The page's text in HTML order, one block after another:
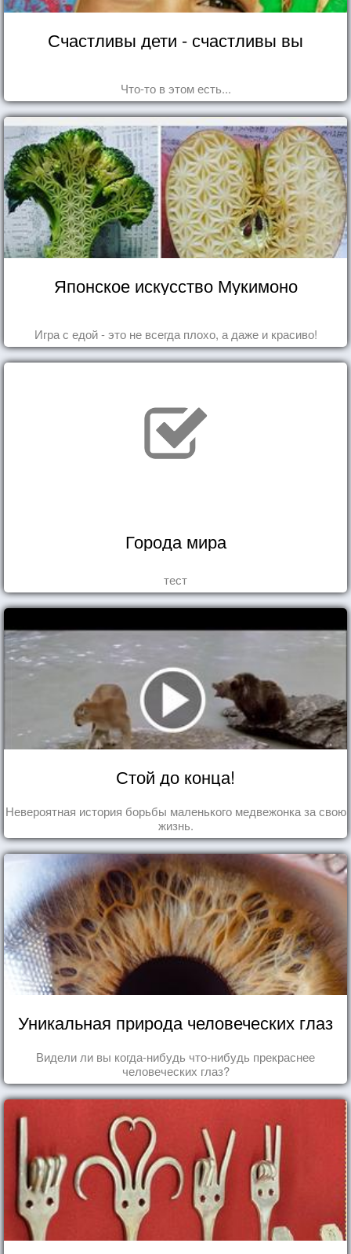
Счастливы дети - счастливы вы
Что-то в этом есть...
Японское искусство Мукимоно
Игра с едой - это не всегда плохо, а даже и красиво!
Города мира
тест
Стой до конца!
Невероятная история борьбы маленького медвежонка за свою
жизнь.
Уникальная природа человеческих глаз
Видели ли вы когда-нибудь что-нибудь прекраснее
человеческих глаз?